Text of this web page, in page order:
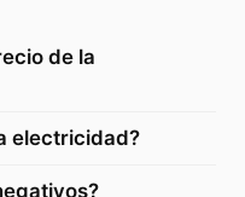
de la
electricidad?